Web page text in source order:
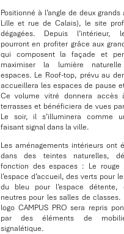
Positionné à l’angle de deux grands
Lille et rue de Calais), le site
dégagées. Depuis l’intérieur,
pourront en profiter grâce aux
qui composent la façade et
maximiser la lumière
espaces. Le Roof-top, prévu au
accueillera les espaces de pause
Ce volume vitré donnera accès
terrasses et bénéficiera de vues
Le soir, il s’illuminera comme
faisant signal dans la ville.
Les aménagements intérieurs ont
dans des teintes naturelles,
fonction des espaces : Le rouge
l’espace d’accueil, des verts pour
du bleu pour l’espace détente,
neutres pour les salles de classes.
logo CAMPUS PRO sera repris
par des éléments de
signalétique.